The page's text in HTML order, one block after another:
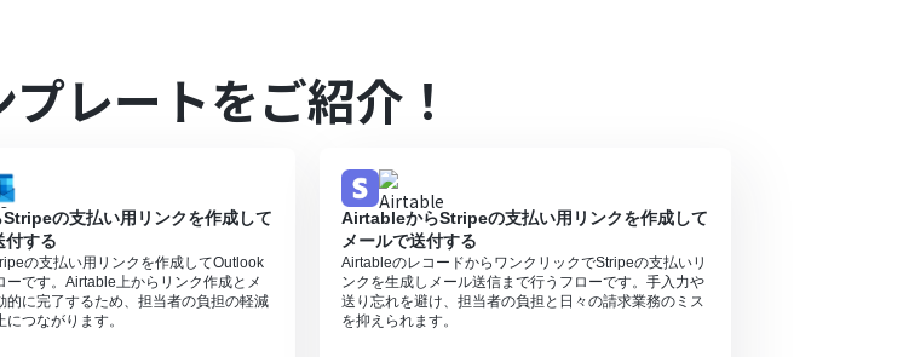
アルを行うことが可能です。無料トライアル中には制限対象のアプリを使用することができ
レートをご紹介！
の支払い用リンクを作成して
する
の支払い用リンクを作成してOutlook
ーです。Airtable上からリンク作成とメ
的に完了するため、担当者の負担の軽減
つながります。
AirtableからStripeの支払い用リンクを作成して
メールで送付する
AirtableのレコードからワンクリックでStripeの支払いリ
ンクを生成しメール送信まで行うフローです。手入力や
送り忘れを避け、担当者の負担と日々の請求業務のミス
を抑えられます。